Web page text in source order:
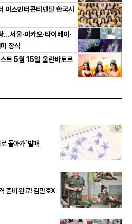
서울·마카오·타이베이·
장식
트 5월 15일 울란바토르
돌아가’ 발매
준비 완료! 김민호X